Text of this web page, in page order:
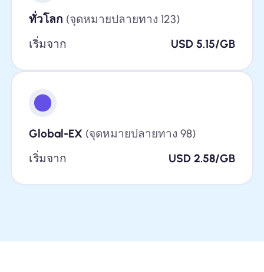
ทั่วโลก (จุดหมายปลายทาง 123)
เริ่มจาก
USD 5.15/GB
Global-EX (จุดหมายปลายทาง 98)
เริ่มจาก
USD 2.58/GB